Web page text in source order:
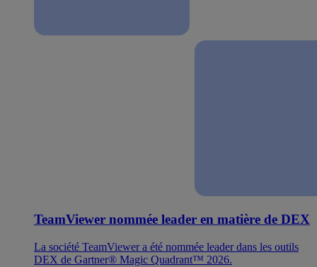
TeamViewer nommée leader en matière de DEX
La société TeamViewer a été nommée leader dans les outils
DEX de Gartner® Magic Quadrant™ 2026.